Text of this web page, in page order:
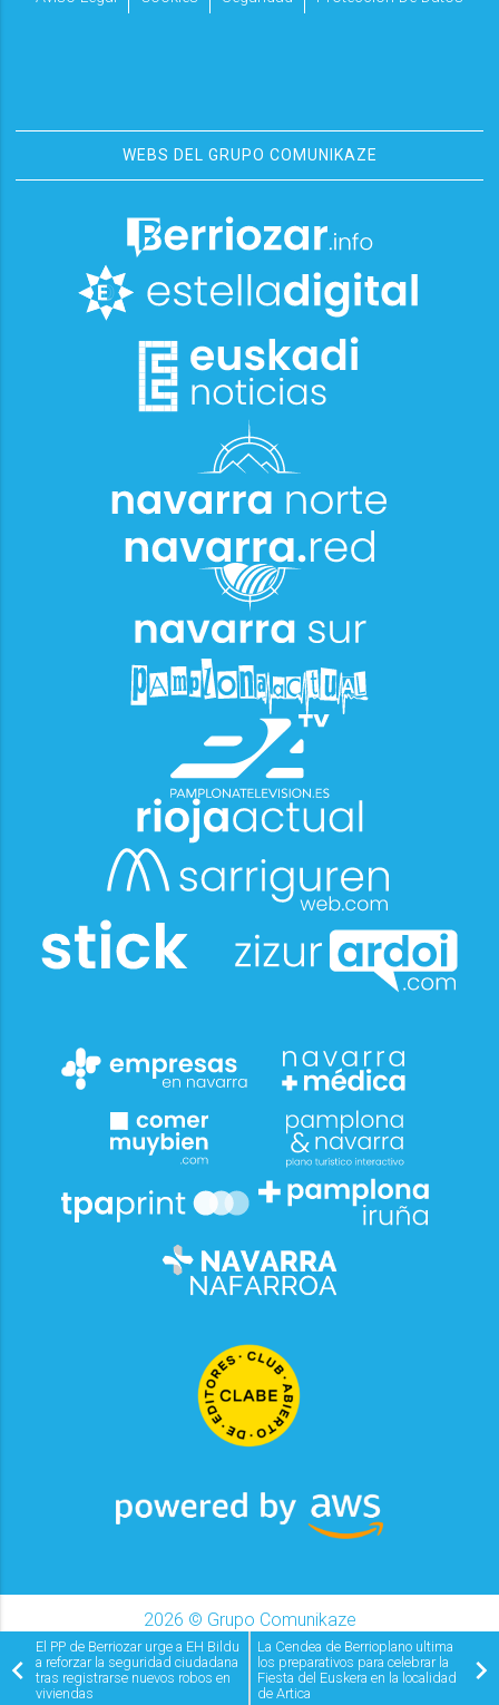
WEBS DEL GRUPO COMUNIKAZE
2026 © Grupo Comunikaze
Desarrollado por: OA Cloud
El PP de Berriozar urge a EH Bildu
a reforzar la seguridad ciudadana
tras registrarse nuevos robos en
viviendas
La Cendea de Berrioplano ultima
los preparativos para celebrar la
Fiesta del Euskera en la localidad
de Artica